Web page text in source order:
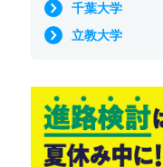
千葉大学
立教大学